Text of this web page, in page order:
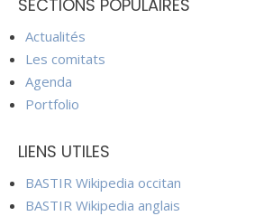
SECTIONS POPULAIRES
Actualités
Les comitats
Agenda
Portfolio
LIENS UTILES
BASTIR Wikipedia occitan
BASTIR Wikipedia anglais